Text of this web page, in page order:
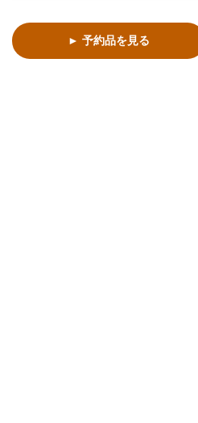
► 予約品を見る